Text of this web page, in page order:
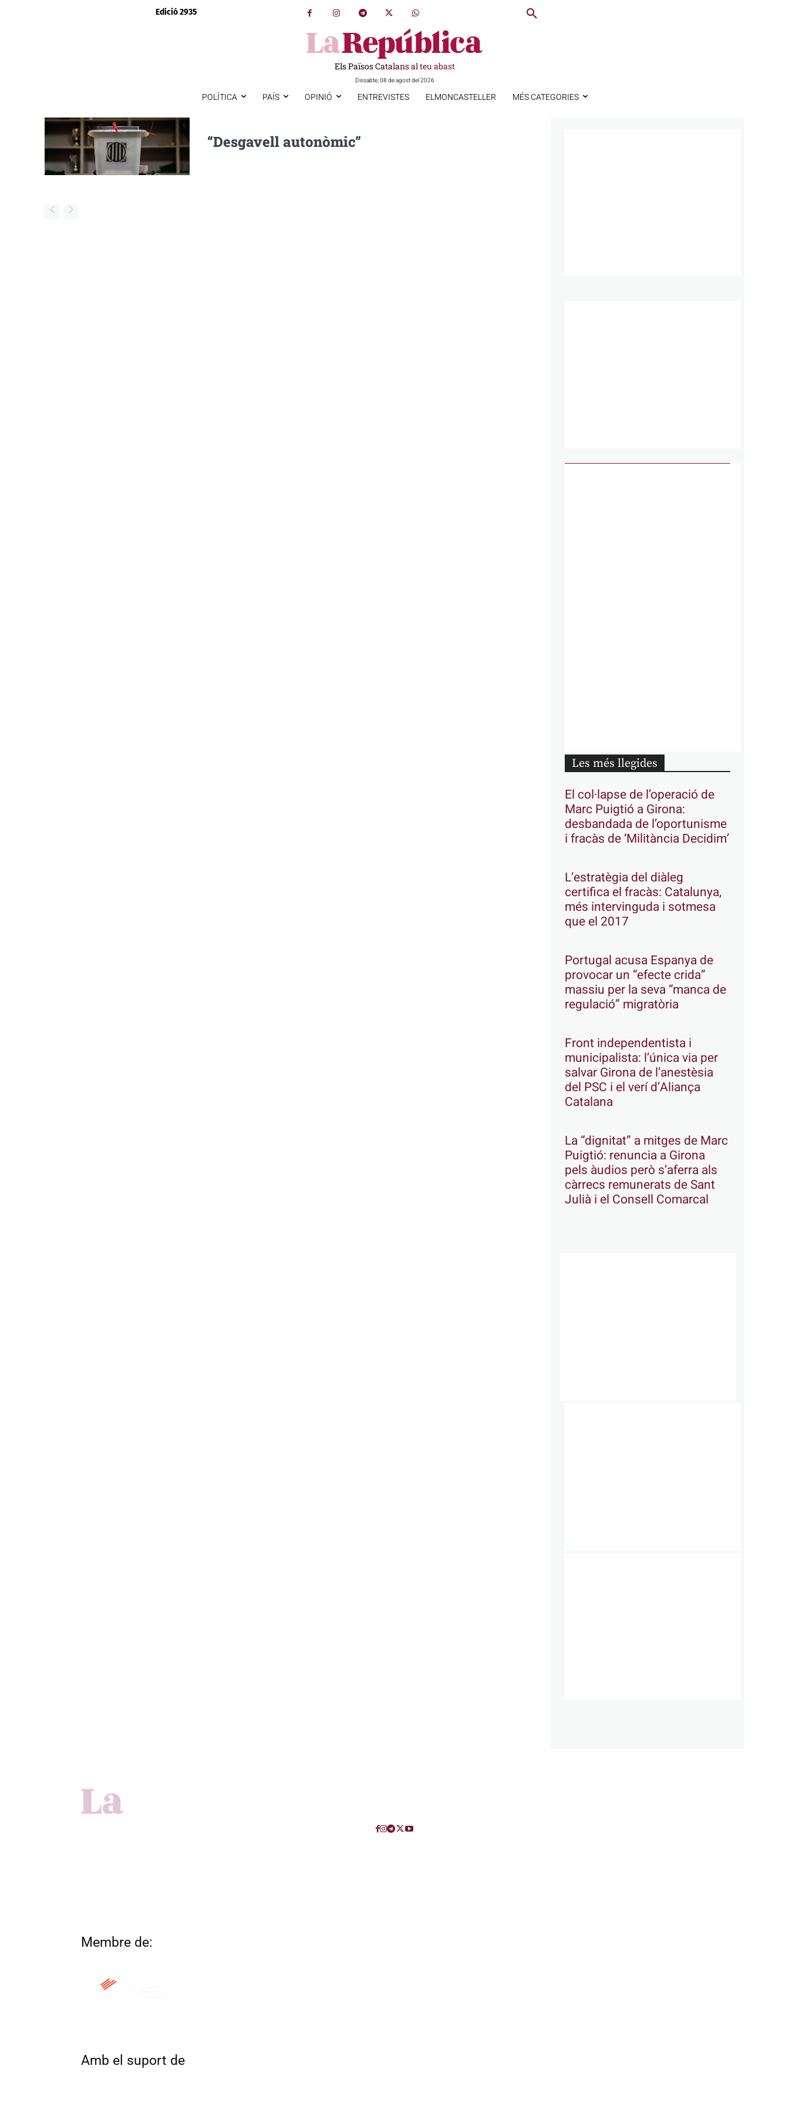
Edició 2935
Els Països Catalans al teu abast
Dissabte, 08 de agost del 2026
POLÍTICA PAÍS OPINIÓ ENTREVISTES ELMONCASTELLER MÉS CATEGORIES
“Desgavell autonòmic”
Les més llegides
El col·lapse de l’operació de
Marc Puigtió a Girona:
desbandada de l’oportunisme
i fracàs de ‘Militància Decidim’
L’estratègia del diàleg
certifica el fracàs: Catalunya,
més intervinguda i sotmesa
que el 2017
Portugal acusa Espanya de
provocar un “efecte crida”
massiu per la seva “manca de
regulació” migratòria
Front independentista i
municipalista: l’única via per
salvar Girona de l’anestèsia
del PSC i el verí d’Aliança
Catalana
La “dignitat” a mitges de Marc
Puigtió: renuncia a Girona
pels àudios però s’aferra als
càrrecs remunerats de Sant
Julià i el Consell Comarcal
Membre de:
Amb el suport de